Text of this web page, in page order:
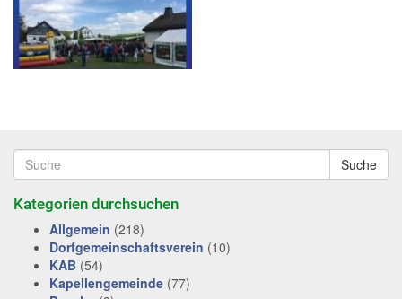
Suche
Kategorien durchsuchen
Allgemein (218)
Dorfgemeinschaftsverein (10)
KAB (54)
Kapellengemeinde (77)